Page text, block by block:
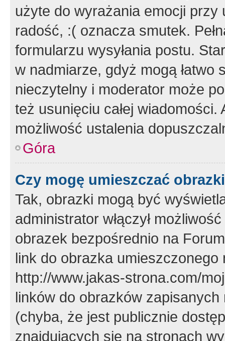
użyte do wyrażania emocji
radość, :( oznacza smutek.
formularzu wysyłania postu.
w nadmiarze, gdyż mogą
nieczytelny i moderator może
też usunięciu całej
możliwość ustalenia
Góra
Czy mogę umieszczać
Tak, obrazki mogą być
administrator włączył
obrazek bezpośrednio na
link do obrazka
http://www.jakas-strona.com/
linków do obrazków
(chyba, że jest publicznie
znajdujących się na stronach